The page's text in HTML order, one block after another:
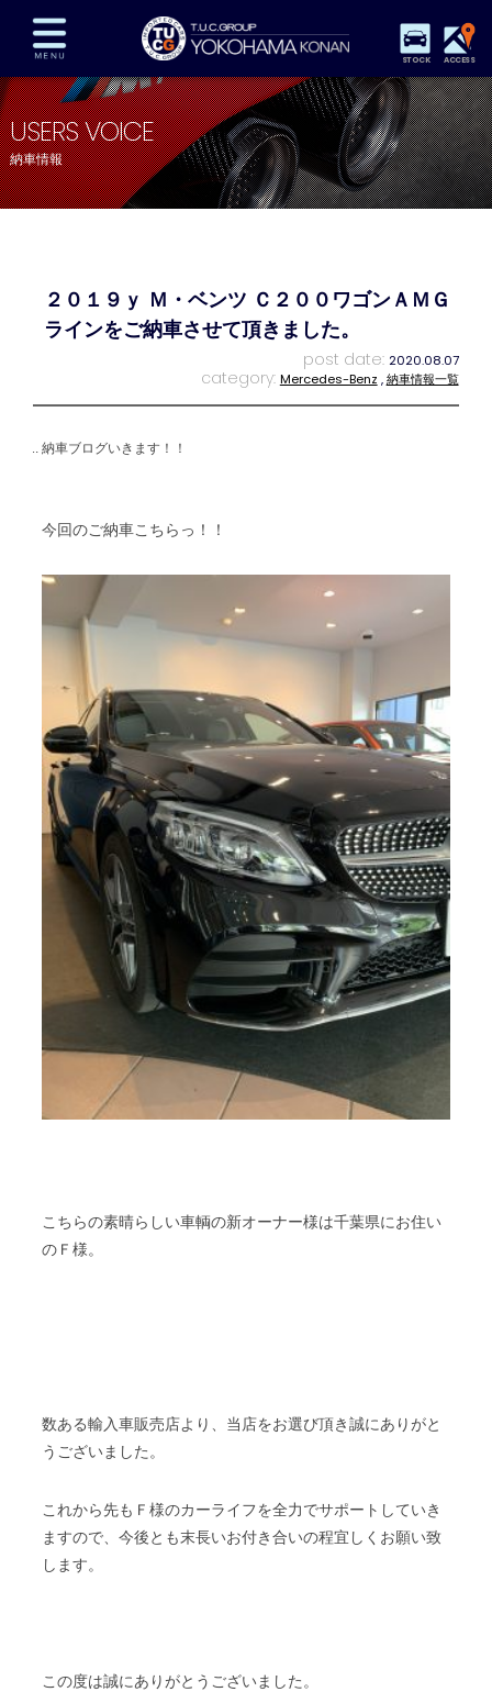
STOCK ACCESS
在庫車両情報 保証&サービス パーツリスト
TUCとは？ 店舗情報 アクセスマップ
全国納車 特別作業 注文販売
プライバシーポリシー スタッフblog
USERS VOICE
納車情報
２０１９ｙ Ｍ・ベンツ Ｃ２００ワゴンＡＭＧ
ラインをご納車させて頂きました。
post date: 2020.08.07
category: Mercedes-Benz ,納車情報一覧
納車ブログいきます！！
今回のご納車こちらっ！！
こちらの素晴らしい車輌の新オーナー様は千葉県にお住い
のＦ様。
数ある輸入車販売店より、当店をお選び頂き誠にありがと
うございました。
これから先もＦ様のカーライフを全力でサポートしていき
ますので、今後とも末長いお付き合いの程宜しくお願い致
します。
この度は誠にありがとうございました。